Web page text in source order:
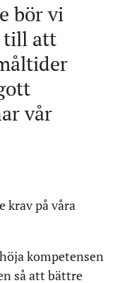
bör vi
till att
vår
krav på våra
kompetensen
så att bättre